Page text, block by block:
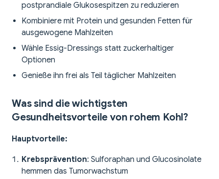
postprandiale Glukosespitzen zu reduzieren
Kombiniere mit Protein und gesunden Fetten für
ausgewogene Mahlzeiten
Wähle Essig-Dressings statt zuckerhaltiger
Optionen
Genieße ihn frei als Teil täglicher Mahlzeiten
Was sind die wichtigsten
Gesundheitsvorteile von rohem Kohl?
Hauptvorteile:
Krebsprävention: Sulforaphan und Glucosinolate
hemmen das Tumorwachstum